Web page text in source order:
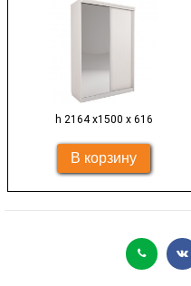
h 2164 х1500 x 616